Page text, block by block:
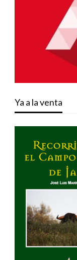
Ya a la venta